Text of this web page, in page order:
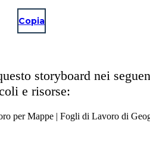
Copia
storyboard nei
e risorse: